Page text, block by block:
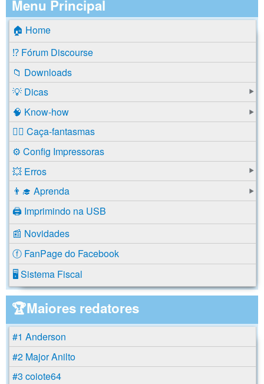
Menu Principal
🏠 Home
⁉️ Fórum Discourse
📁 Downloads
💡 Dicas
🧠 Know-how
🕵️‍♂️ Caça-fantasmas
⚙️ Config Impressoras
💥 Erros
👨‍🎓 Aprenda
🖨️ Imprimindo na USB
📰 Novidades
ⓕ FanPage do Facebook
🖥️ Sistema Fiscal
🏆Maiores redatores
#1 Anderson
#2 Major Anilto
#3 coiote64